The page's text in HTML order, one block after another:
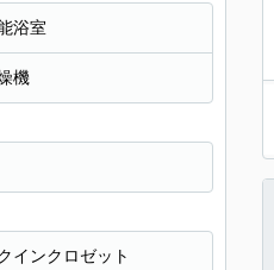
浴室
機
インクロゼット